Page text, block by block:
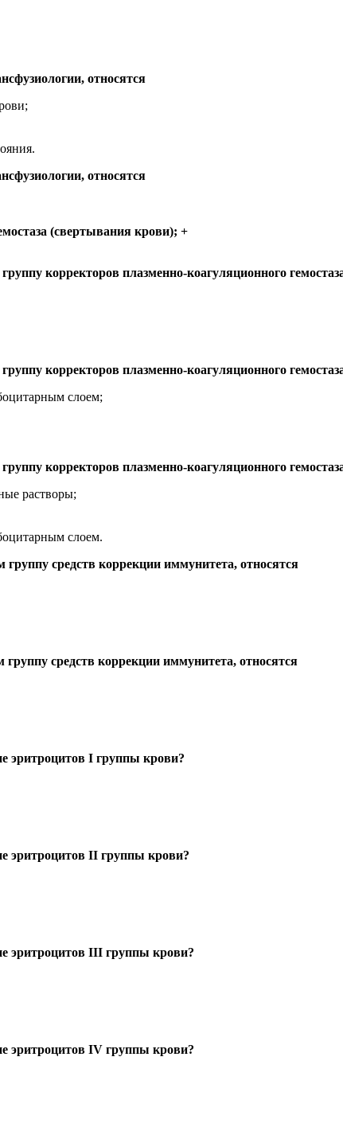
относятся
относятся
(свертывания крови); +
корректоров плазменно-коагуляционного
корректоров плазменно-коагуляционного
слоем;
корректоров плазменно-коагуляционного
растворы;
слоем.
средств коррекции иммунитета, относятся
средств коррекции иммунитета, относятся
эритроцитов I группы крови?
эритроцитов II группы крови?
эритроцитов III группы крови?
эритроцитов IV группы крови?